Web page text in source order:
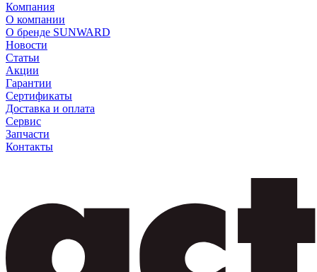
Компания
О компании
О бренде SUNWARD
Новости
Статьи
Акции
Гарантии
Сертификаты
Доставка и оплата
Сервис
Запчасти
Контакты